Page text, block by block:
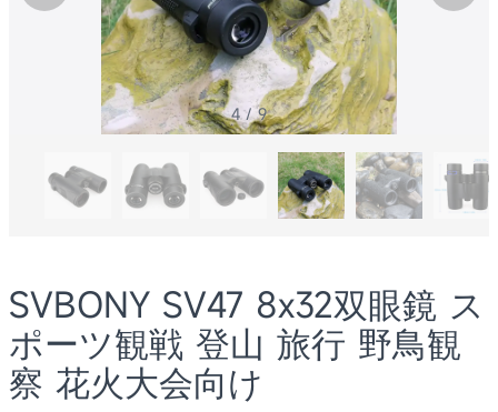
5/9
SVBONY SV47 8x32双眼鏡 ス
ポーツ観戦 登山 旅行 野鳥観
察 花火大会向け